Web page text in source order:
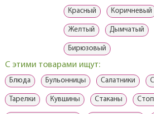
Красный Коричневый
Желтый Дымчатый
Бирюзовый
С этими товарами ищут:
Блюда Бульонницы Салатники
Тарелки Кувшины Стаканы